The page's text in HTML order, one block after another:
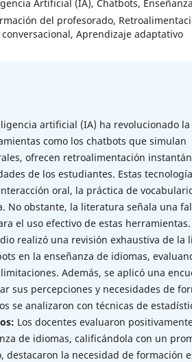
Artificial (IA), Chatbots,
del profesorado,
Aprendizaje adaptativo
artificial (IA) ha revolucionado la
como los chatbots que simulan
ofrecen retroalimentación
de los estudiantes. Estas
oral, la práctica de
No obstante, la literatura señala una
el uso efectivo de estas herramientas.
realizó una revisión exhaustiva de la
en la enseñanza de idiomas,
Además, se aplicó una
sus percepciones y necesidades de
se analizaron con técnicas de
Los docentes evaluaron
de idiomas, calificándola con un
destacaron la necesidad de formación